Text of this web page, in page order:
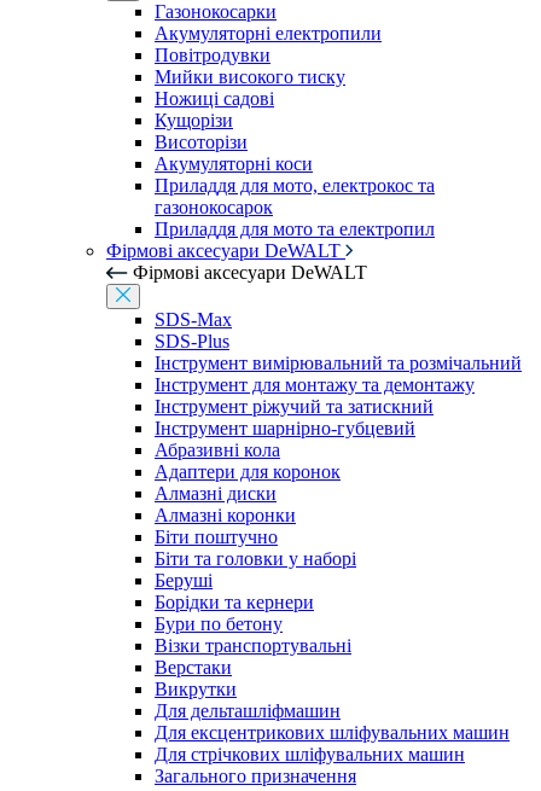
Газонокосарки
Акумуляторні електропили
Повітродувки
Мийки високого тиску
Ножиці садові
Кущорізи
Висоторізи
Акумуляторні коси
Приладдя для мото, електрокос та
газонокосарок
Приладдя для мото та електропил
Фірмові аксесуари DeWALT
Фірмові аксесуари DeWALT
SDS-Max
SDS-Plus
Інструмент вимірювальний та розмічальний
Інструмент для монтажу та демонтажу
Інструмент ріжучий та затискний
Інструмент шарнірно-губцевий
Абразивні кола
Адаптери для коронок
Алмазні диски
Алмазні коронки
Біти поштучно
Біти та головки у наборі
Беруші
Борідки та кернери
Бури по бетону
Візки транспортувальні
Верстаки
Викрутки
Для дельташліфмашин
Для ексцентрикових шліфувальних машин
Для стрічкових шліфувальних машин
Загального призначення